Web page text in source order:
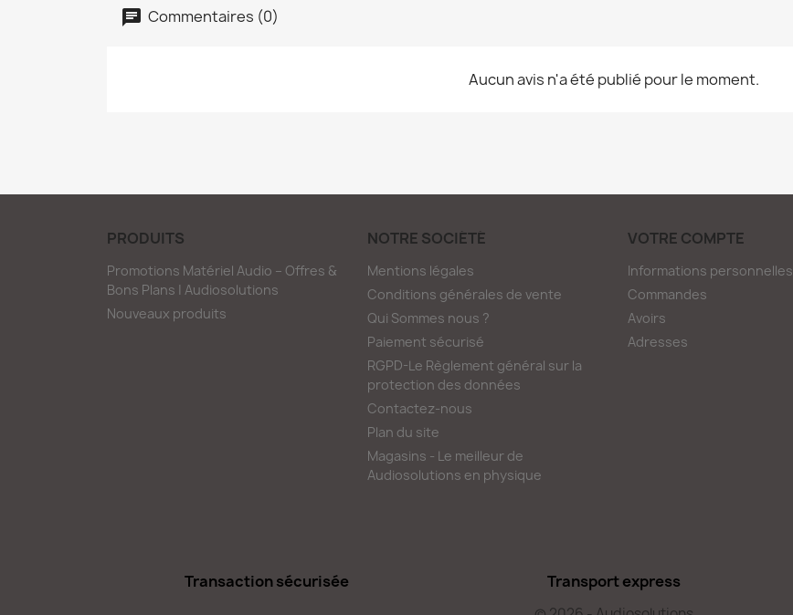
Commentaires (0)
Aucun avis n'a été publié pour le moment.
PRODUITS
Promotions Matériel Audio – Offres &
Bons Plans | Audiosolutions
Nouveaux produits
NOTRE SOCIÉTÉ
Mentions légales
Conditions générales de vente
Qui Sommes nous ?
Paiement sécurisé
RGPD-Le Règlement général sur la
protection des données
Contactez-nous
Plan du site
Magasins - Le meilleur de
Audiosolutions en physique
VOTRE COMPTE
Informations personnelles
Commandes
Avoirs
Adresses
Transaction sécurisée Transport express